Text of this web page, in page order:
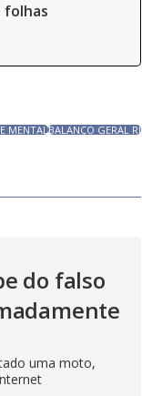
folhas
MENTALBALANÇO GERAL RJ
do falso
uma moto,